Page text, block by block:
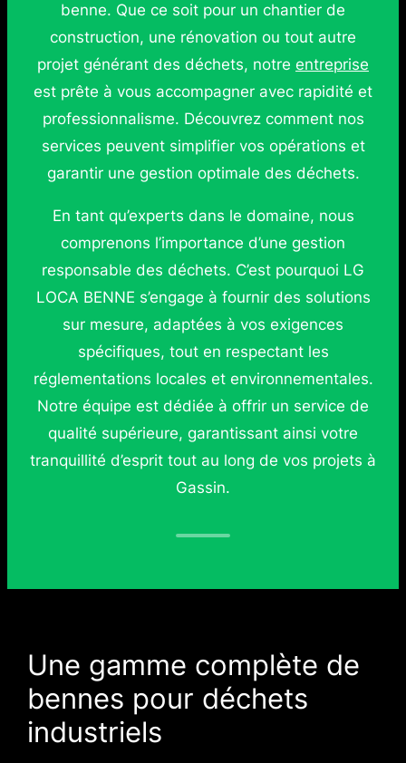
benne. Que ce soit pour un chantier de
construction, une rénovation ou tout autre
projet générant des déchets, notre entreprise
est prête à vous accompagner avec rapidité et
professionnalisme. Découvrez comment nos
services peuvent simplifier vos opérations et
garantir une gestion optimale des déchets.
En tant qu’experts dans le domaine, nous
comprenons l’importance d’une gestion
responsable des déchets. C’est pourquoi LG
LOCA BENNE s’engage à fournir des solutions
sur mesure, adaptées à vos exigences
spécifiques, tout en respectant les
réglementations locales et environnementales.
Notre équipe est dédiée à offrir un service de
qualité supérieure, garantissant ainsi votre
tranquillité d’esprit tout au long de vos projets à
Gassin.
Une gamme complète de
bennes pour déchets
industriels